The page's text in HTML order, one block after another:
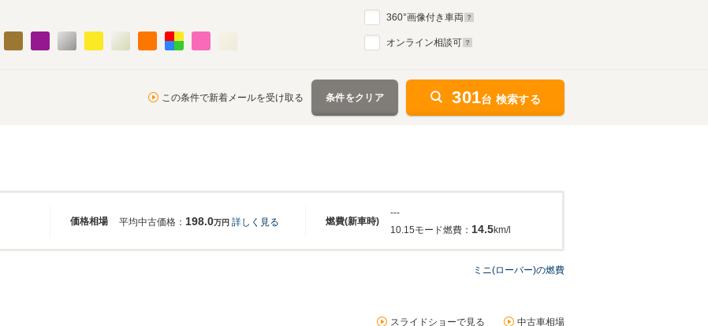
360°画像付き車両
オンライン相談可
この条件で新着メールを受け取る 条件をクリア 301台 検索する
価格相場 燃費(新車時)
平均中古価格： 198.0万円 詳しく見る
---
10.15モード燃費： 14.5km/l
ミニ(ローバー)の燃費
スライドショーで見る 中古車相場